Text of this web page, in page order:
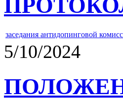
заседания антидопинговой
5/10/2024